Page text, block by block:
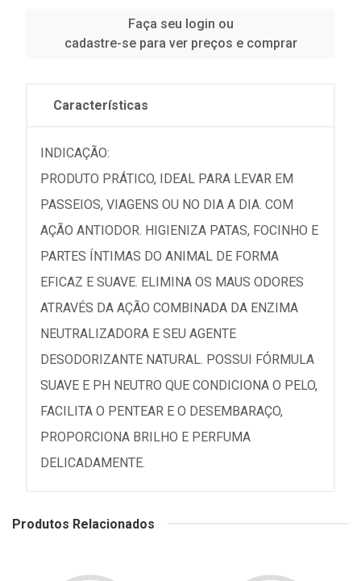
Faça seu login ou
cadastre-se para ver preços e comprar
Características
INDICAÇÃO:
PRODUTO PRÁTICO, IDEAL PARA LEVAR EM
PASSEIOS, VIAGENS OU NO DIA A DIA. COM
AÇÃO ANTIODOR. HIGIENIZA PATAS, FOCINHO E
PARTES ÍNTIMAS DO ANIMAL DE FORMA
EFICAZ E SUAVE. ELIMINA OS MAUS ODORES
ATRAVÉS DA AÇÃO COMBINADA DA ENZIMA
NEUTRALIZADORA E SEU AGENTE
DESODORIZANTE NATURAL. POSSUI FÓRMULA
SUAVE E PH NEUTRO QUE CONDICIONA O PELO,
FACILITA O PENTEAR E O DESEMBARAÇO,
PROPORCIONA BRILHO E PERFUMA
DELICADAMENTE.
Produtos Relacionados